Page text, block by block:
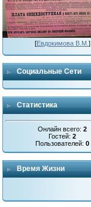
[Евдокимова В.М. ]
Социальные Сети
Статистика
Онлайн всего:2
Гостей:2
Пользователей:0
Время Жизни